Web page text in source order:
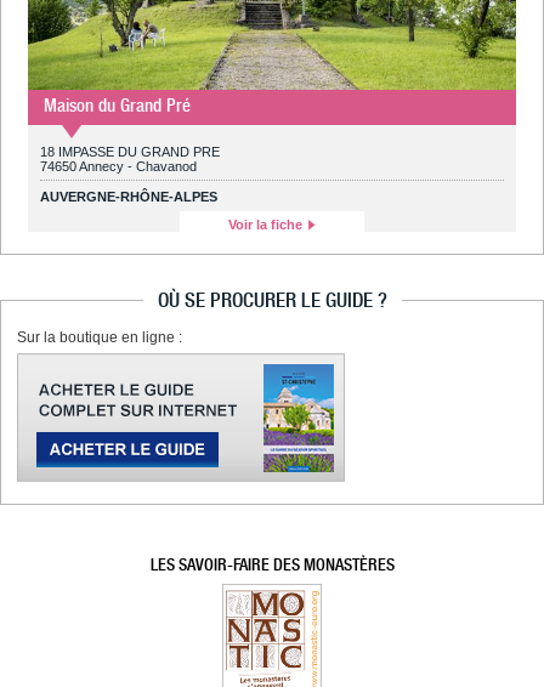
Maison du Grand Pré
18 IMPASSE DU GRAND PRE
74650 Annecy - Chavanod
AUVERGNE-RHÔNE-ALPES
Voir la fiche
OÙ SE PROCURER LE GUIDE ?
Sur la boutique en ligne :
LES SAVOIR-FAIRE DES MONASTÈRES